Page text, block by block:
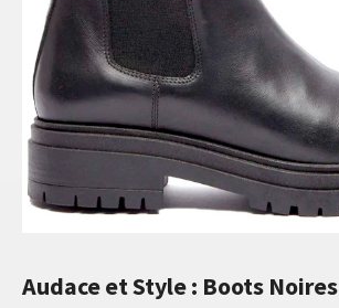
Audace et Style : Boots Noires